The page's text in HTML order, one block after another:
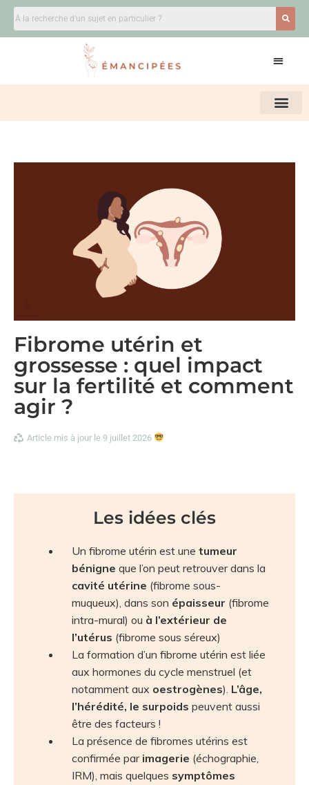
Fibrome utérin et
grossesse : quel impact
sur la fertilité et comment
agir ?
Article mis à jour le 9 juillet 2026
Les idées clés
Un fibrome utérin est unetumeur
bénigne que l’on peut retrouver dans la
cavité utérine (fibrome sous-
muqueux), dans son épaisseur (fibrome
intra-mural) ou à l’extérieur de
l’utérus (fibrome sous séreux)
La formation d’un fibrome utérin est liée
aux hormones du cycle menstruel (et
notamment aux oestrogènes). L’âge,
l’hérédité, le surpoids peuvent aussi
être des facteurs !
La présence de fibromes utérins est
confirmée par imagerie (échographie,
IRM), mais quelques symptômes